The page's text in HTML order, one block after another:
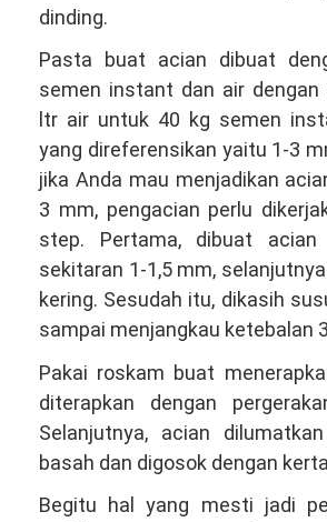
dinding.
Pasta buat acian dibuat
semen instant dan air dengan
ltr air untuk 40 kg semen
yang direferensikan yaitu 1-3
jika Anda mau menjadikan
3 mm, pengacian perlu
step. Pertama, dibuat acian
sekitaran 1-1,5 mm,
kering. Sesudah itu, dikasih
sampai menjangkau ketebalan
Pakai roskam buat
diterapkan dengan
Selanjutnya, acian
basah dan digosok dengan
Begitu hal yang mesti jadi